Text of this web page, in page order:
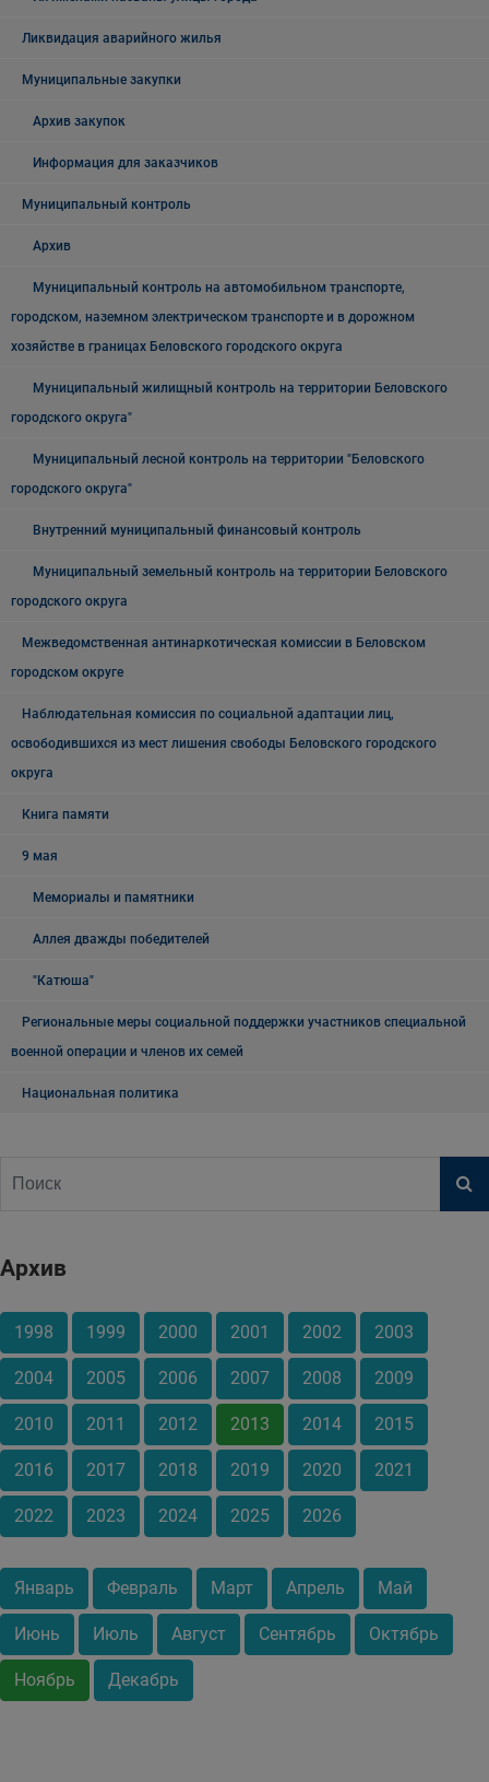
Ликвидация аварийного жилья
Муниципальные закупки
Архив закупок
Информация для заказчиков
Муниципальный контроль
Архив
Муниципальный контроль на автомобильном транспорте,
городском, наземном электрическом транспорте и в дорожном
хозяйстве в границах Беловского городского округа
Муниципальный жилищный контроль на территории Беловского
городского округа"
Муниципальный лесной контроль на территории "Беловского
городского округа"
Внутренний муниципальный финансовый контроль
Муниципальный земельный контроль на территории Беловского
городского округа
Межведомственная антинаркотическая комиссии в Беловском
городском округе
Наблюдательная комиссия по социальной адаптации лиц,
освободившихся из мест лишения свободы Беловского городского
округа
Книга памяти
9 мая
Мемориалы и памятники
Аллея дважды победителей
"Катюша"
Региональные меры социальной поддержки участников специальной
военной операции и членов их семей
Национальная политика
Архив
1998 1999 2000 2001 2002 2003
2004 2005 2006 2007 2008 2009
2010 2011 2012 2013 2014 2015
2016 2017 2018 2019 2020 2021
2022 2023 2024 2025 2026
Январь Февраль Март Апрель Май
Июнь Июль Август Сентябрь Октябрь
Ноябрь Декабрь